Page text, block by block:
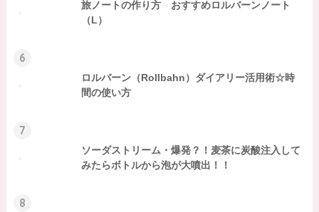
旅ノートの作り方 おすすめロルバーンノート
（L）
6
ロルバーン（Rollbahn）ダイアリー活用術☆時
間の使い方
7
ソーダストリーム・爆発？！麦茶に炭酸注入して
みたらボトルから泡が大噴出！！
8